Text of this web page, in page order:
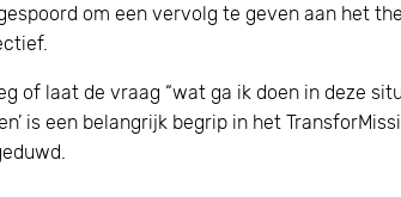
om een vervolg te geven aan het
of laat de vraag “wat ga ik doen in deze
is een belangrijk begrip in het